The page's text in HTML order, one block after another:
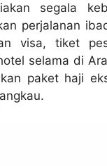
segala
perjalanan
visa, tiket
selama di
paket haji